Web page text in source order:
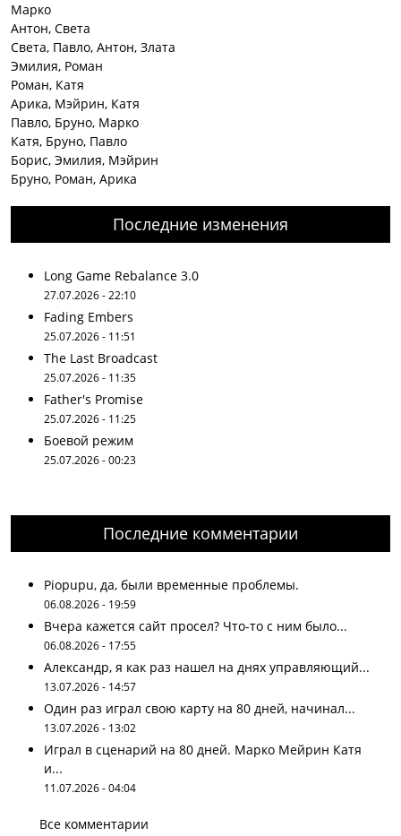
Марко
Антон, Света
Света, Павло, Антон, Злата
Эмилия, Роман
Роман, Катя
Арика, Мэйрин, Катя
Павло, Бруно, Марко
Катя, Бруно, Павло
Борис, Эмилия, Мэйрин
Бруно, Роман, Арика
Последние изменения
Long Game Rebalance 3.0
27.07.2026 - 22:10
Fading Embers
25.07.2026 - 11:51
The Last Broadcast
25.07.2026 - 11:35
Father's Promise
25.07.2026 - 11:25
Боевой режим
25.07.2026 - 00:23
Последние комментарии
Piopupu, да, были временные проблемы.
06.08.2026 - 19:59
Вчера кажется сайт просел? Что-то с ним было...
06.08.2026 - 17:55
Александр, я как раз нашел на днях управляющий...
13.07.2026 - 14:57
Один раз играл свою карту на 80 дней, начинал...
13.07.2026 - 13:02
Играл в сценарий на 80 дней. Марко Мейрин Катя
и...
11.07.2026 - 04:04
Все комментарии